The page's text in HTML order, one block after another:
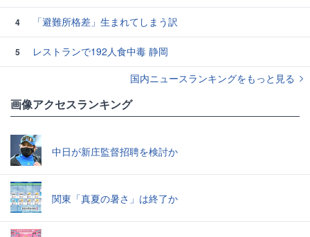
4 「避難所格差」生まれてしまう訳
5
レストランで192人食中毒 静岡
国内ニュースランキングをもっと見る
画像アクセスランキング
中日が新庄監督招聘を検討か
関東「真夏の暑さ」は終了か